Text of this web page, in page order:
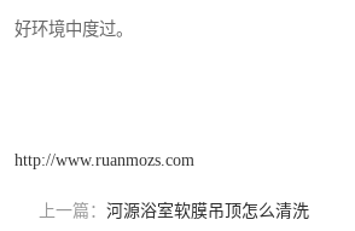
好环境中度过。
http://www.ruanmozs.com
上一篇： 河源浴室软膜吊顶怎么清洗